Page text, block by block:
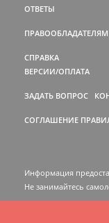
ОТВЕТЫ
ПРАВООБЛАДАТЕЛЯМ
СПРАВКА
ВЕРСИИ/ОПЛАТА
ЗАДАТЬ ВОПРОС
СОГЛАШЕНИЕ
Информация
Не занимайтесь